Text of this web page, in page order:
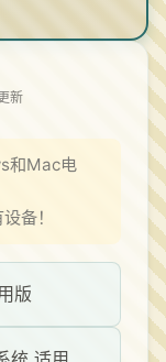
新
和Mac电
备！
版